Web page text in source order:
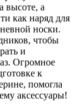
высоте, а
как наряд для
носки.
чтобы
и
Огромное
к
помогла
аксессуары!